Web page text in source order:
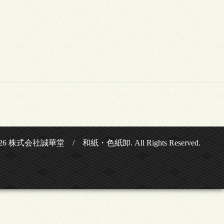
株式会社誠華堂 / 和紙・色紙卸. All Rights Reserved.